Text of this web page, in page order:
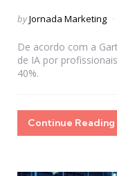
Posted
byJornada Marketing
De acordo com a
de IA por
40%.
Continue Reading